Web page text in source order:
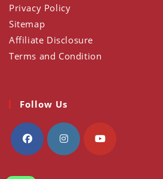
Privacy Policy
Sitemap
Affiliate Disclosure
Terms and Condition
Follow Us